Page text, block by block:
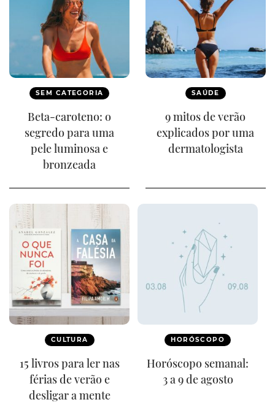
SEM CATEGORIA
Beta-caroteno: o
segredo para uma
pele luminosa e
bronzeada
SAÚDE
9 mitos de verão
explicados por uma
dermatologista
CULTURA
15 livros para ler nas
férias de verão e
desligar a mente
HORÓSCOPO
Horóscopo semanal:
3 a 9 de agosto